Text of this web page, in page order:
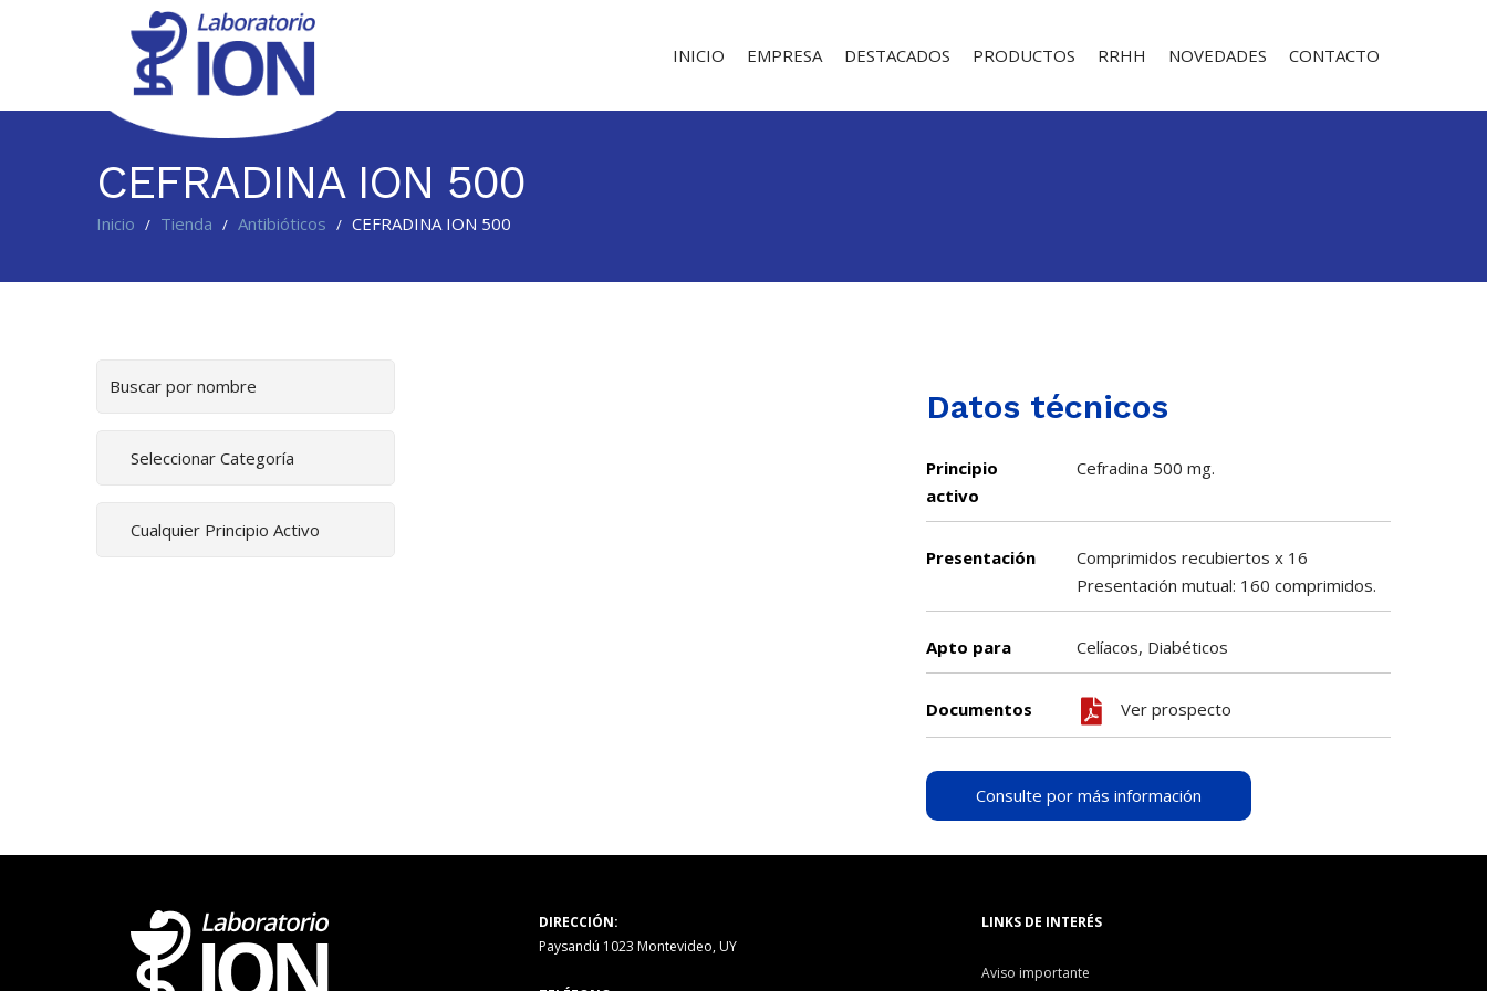
Laboratorio
INICIO EMPRESA DESTACADOS PRODUCTOS RRHH NOVEDADES CONTACTO
CEFRADINA ION 500
Inicio / Tienda / Antibióticos / CEFRADINA ION 500
Datos técnicos
Principio
activo
Cefradina 500 mg.
Presentación
Comprimidos recubiertos x 16
Presentación mutual: 160 comprimidos.
Apto para Celíacos, Diabéticos
Documentos Ver prospecto
Consulte por más información
DIRECCIÓN:
Paysandú 1023 Montevideo, UY
LINKS DE INTERÉS
Aviso importante